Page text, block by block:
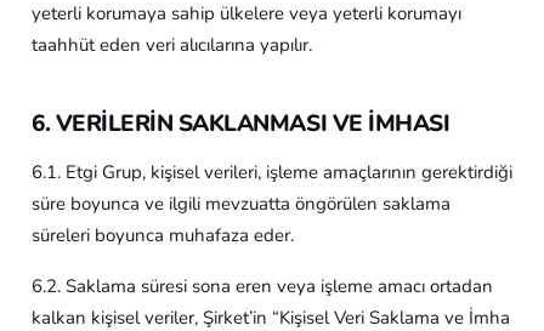
yeterli korumaya sahip ülkelere veya yeterli korumayı
taahhüt eden veri alıcılarına yapılır.
6. VERİLERİN SAKLANMASI VE İMHASI
6.1. Etgi Grup, kişisel verileri, işleme amaçlarının gerektirdiği
süre boyunca ve ilgili mevzuatta öngörülen saklama
süreleri boyunca muhafaza eder.
6.2. Saklama süresi sona eren veya işleme amacı ortadan
kalkan kişisel veriler, Şirket’in “Kişisel Veri Saklama ve İmha